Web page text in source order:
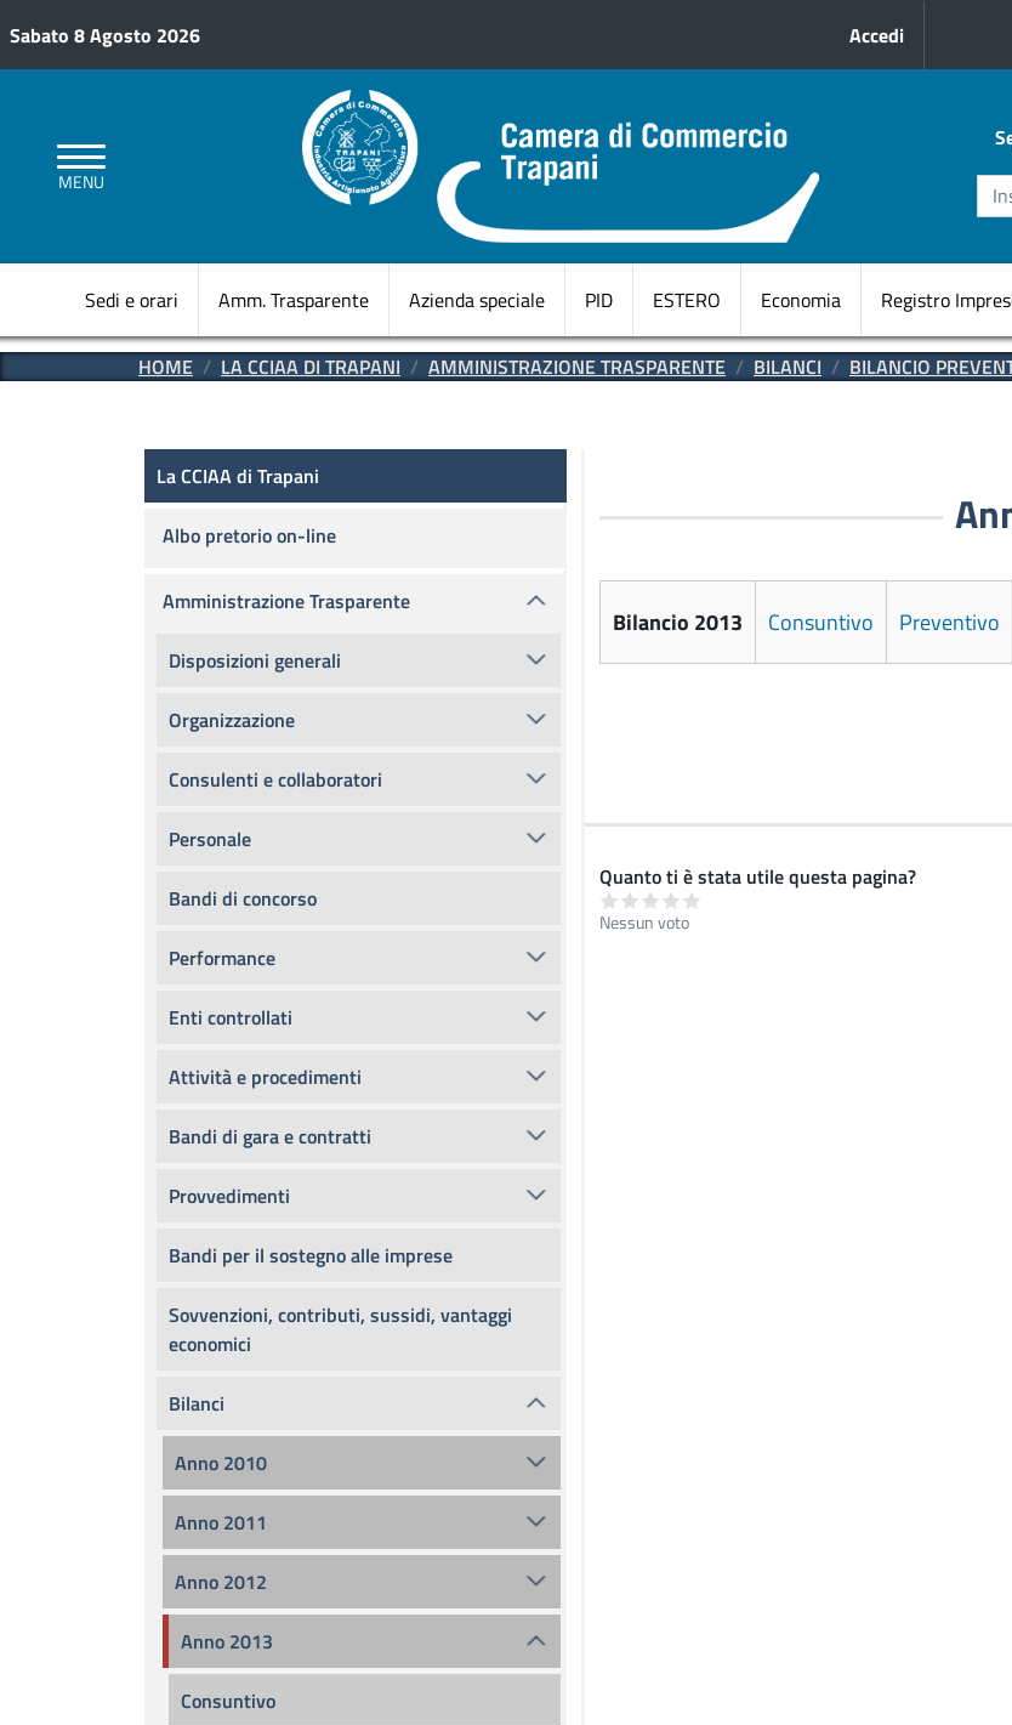
Sabato 8 Agosto 2026 Menu
Accedi
MENU
Sedi e orari Amm. Trasparente Azienda speciale PID ESTERO Economia Registro
Domicilio
Digitale
Start
Up innovative
HOME LA CCIAA DI TRAPANI AMMINISTRAZIONE TRASPARENTE BILANCI BILANCIO
Bilancio 2013 Consuntivo Preventivo
Quanto ti è stata utile questa pagina?
Nessun voto
Amministrazione Trasparente
La CCIAA di Trapani
La CCIAA di Trapani
Albo pretorio on-line
Amministrazione Trasparente
Disposizioni generali
Organizzazione
Consulenti e collaboratori
Personale
Bandi di concorso
Performance
Enti controllati
Attività e procedimenti
Bandi di gara e contratti
Provvedimenti
Bandi per il sostegno alle imprese
Sovvenzioni, contributi, sussidi, vantaggi
economici
Bilanci
Anno 2010
Anno 2011
Anno 2012
Anno 2013
Consuntivo